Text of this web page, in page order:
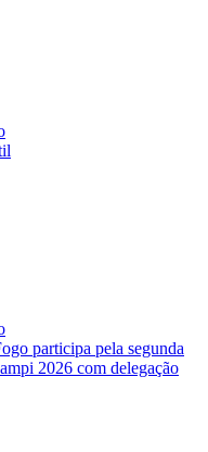
participa pela segunda
2026 com delegação